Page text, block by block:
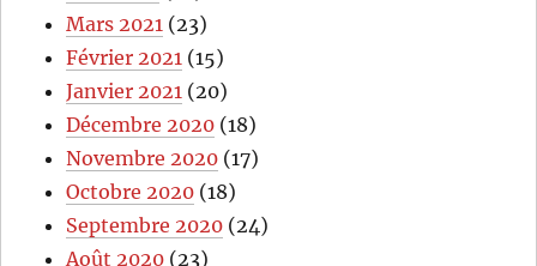
Mars 2021 (23)
Février 2021 (15)
Janvier 2021 (20)
Décembre 2020 (18)
Novembre 2020 (17)
Octobre 2020 (18)
Septembre 2020 (24)
Août 2020 (23)